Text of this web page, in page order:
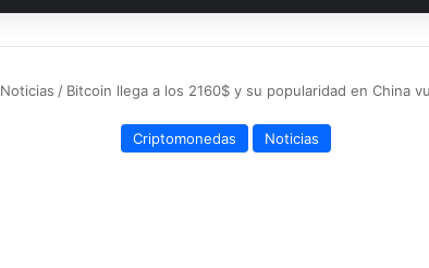
Noticias / Bitcoin llega a los 2160$ y su popularidad en China
Criptomonedas Noticias